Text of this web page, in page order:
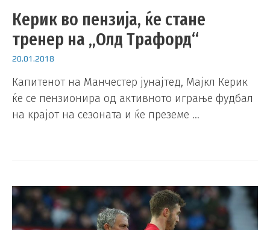
Керик во пензија, ќе стане
тренер на „Олд Трафорд“
20.01.2018
Капитенот на Манчестер јунајтед, Мајкл Керик
ќе се пензионира од активното играње фудбал
на крајот на сезоната и ќе преземе …